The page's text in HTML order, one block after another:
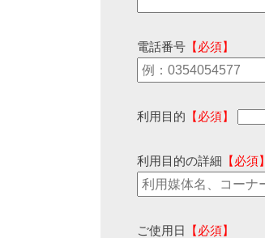
電話番号 【必須】
利用目的 【必須】
利用目的の詳細 【必須】
ご使用日 【必須】